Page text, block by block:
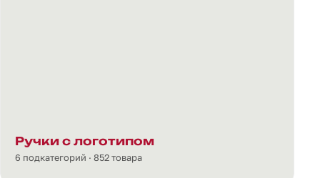
Ручки с логотипом
6 подкатегорий · 852 товара